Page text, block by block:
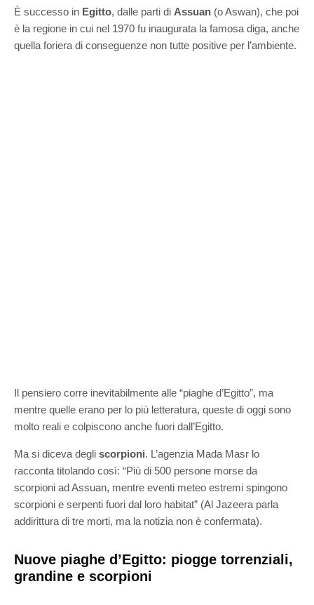
È successo in Egitto, dalle parti di Assuan (o Aswan), che poi
è la regione in cui nel 1970 fu inaugurata la famosa diga, anche
quella foriera di conseguenze non tutte positive per l’ambiente.
Il pensiero corre inevitabilmente alle “piaghe d’Egitto”, ma
mentre quelle erano per lo più letteratura, queste di oggi sono
molto reali e colpiscono anche fuori dall’Egitto.
Ma si diceva degli scorpioni. L’agenzia Mada Masr lo
racconta titolando così: “Più di 500 persone morse da
scorpioni ad Assuan, mentre eventi meteo estremi spingono
scorpioni e serpenti fuori dal loro habitat” (Al Jazeera parla
addirittura di tre morti, ma la notizia non è confermata).
Nuove piaghe d’Egitto: piogge torrenziali,
grandine e scorpioni